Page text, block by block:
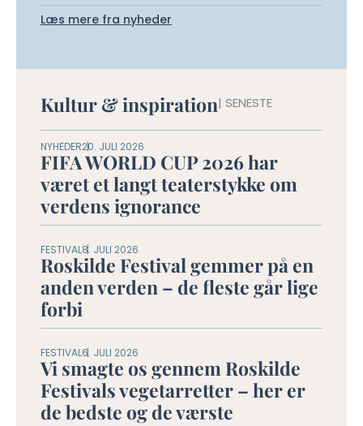
Læs mere fra nyheder
Kultur & inspiration| SENESTE
NYHEDER20. JULI 2026
FIFA WORLD CUP 2026 har
været et langt teaterstykke om
verdens ignorance
FESTIVAL8. JULI 2026
Roskilde Festival gemmer på en
anden verden – de fleste går lige
forbi
FESTIVAL6. JULI 2026
Vi smagte os gennem Roskilde
Festivals vegetarretter – her er
de bedste og de værste